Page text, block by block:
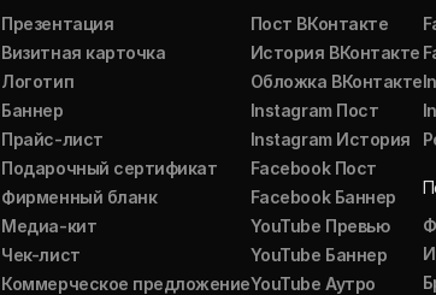
Презентация
Визитная карточка
Логотип
Баннер
Прайс-лист
Подарочный сертификат
Фирменный бланк
Медиа-кит
Чек-лист
Коммерческое предложение
Пост ВКонтакте
История ВКонтакте
Обложка ВКонтакте
Instagram Пост
Instagram История
Facebook Пост
Facebook Баннер
YouTube Превью
YouTube Баннер
YouTube Аутро